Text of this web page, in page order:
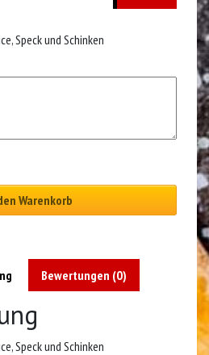
Speck und Schinken
Warenkorb
Bewertungen (0)
Speck und Schinken